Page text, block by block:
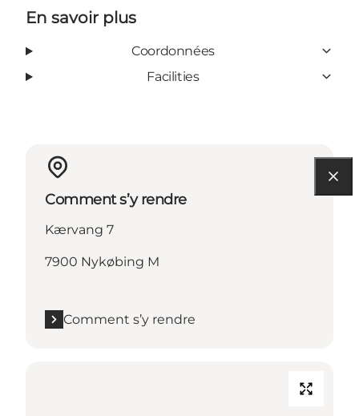
En savoir plus
Coordonnées
Facilities
Comment s’y rendre
Kærvang 7
7900 Nykøbing M
Comment s’y rendre